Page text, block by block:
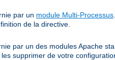
par un module Multi-Processus
de la directive.
par un des modules Apache
supprimer de votre